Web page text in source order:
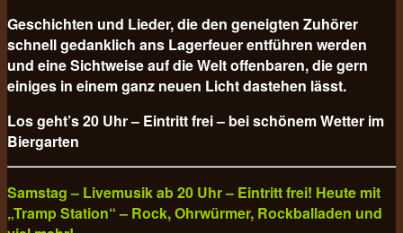
Geschichten und Lieder, die den geneigten Zuhörer
schnell gedanklich ans Lagerfeuer entführen werden
und eine Sichtweise auf die Welt offenbaren, die gern
einiges in einem ganz neuen Licht dastehen lässt.
Los geht’s 20 Uhr – Eintritt frei – bei schönem Wetter im
Biergarten
Samstag – Livemusik ab 20 Uhr – Eintritt frei! Heute mit
„Tramp Station“ – Rock, Ohrwürmer, Rockballaden und